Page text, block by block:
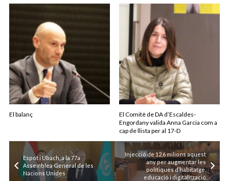
El balanç
El Comitè de DA d’Escaldes-
Engordany valida Anna Garcia com a
cap de llista per al 17-D
Espot i Ubach, a la 77a
Assemblea General de les
Nacions Unides
Injecció de 12,6 milions aquest
any per augmentar les
polítiques d’habitatge,
educació i digitalització